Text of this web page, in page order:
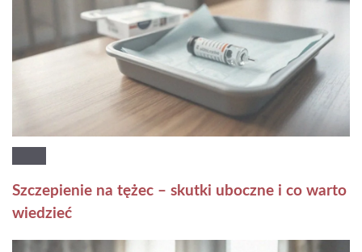
Szczepienie na tężec – skutki uboczne i co warto
wiedzieć